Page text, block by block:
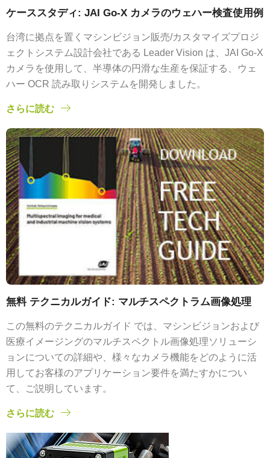
ケーススタディ: JAI Go-X カメラのウェハー検査使用例
台湾に拠点を置くマシンビジョン販売/カスタマイズプロジ
ェクトシステム設計会社である Leader Vision は、JAI Go-X
カメラを使用して、半導体の円滑な生産を保証する、ウェ
ハー OCR 読み取りシステムを開発しました。
さらに読む
無料 テクニカルガイド: マルチスペクトラム画像処理
この無料のテクニカルガイド では、マシンビジョンおよび
医療イメージングのマルチスペクトル画像処理ソリューシ
ョンについての詳細や、様々なカメラ機能をどのように活
用してお客様のアプリケーション要件を満たすかについ
て、ご説明しています。
さらに読む